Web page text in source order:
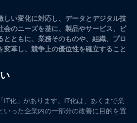
しい変化に対応し、データとデジタル技
会のニーズを基に、製品やサービス、ビ
とともに、業務そのものや、組織、プロ
変革し、競争上の優位性を確立すること
IT化」があります。IT化は、あくまで業
いった企業内の一部分の改善に目的を置